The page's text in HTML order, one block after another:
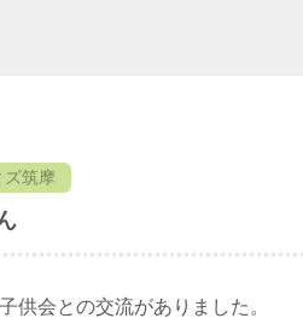
ズ筑摩
供会との交流がありました。